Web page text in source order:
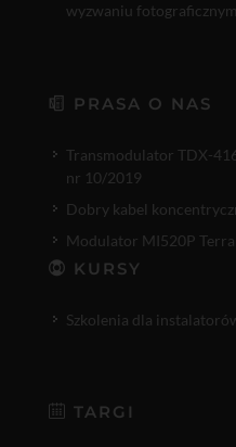
wyzwaniu
PRASA O NAS
Transmodulator TDX-
nr 10/2019
Dobry kabel
Modulator MI520P
KURSY
Szkolenia dla
TARGI